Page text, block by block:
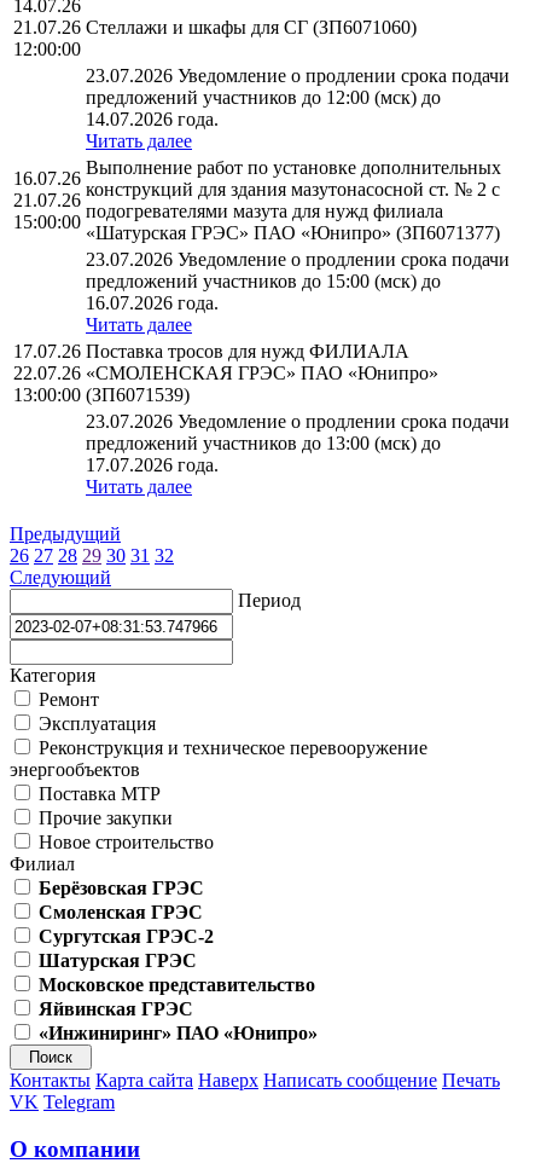
14.07.26
21.07.26
12:00:00
Стеллажи и шкафы для СГ (ЗП6071060)
23.07.2026 Уведомление о продлении срока подачи
предложений участников до 12:00 (мск) до
14.07.2026 года.
Читать далее
16.07.26
21.07.26
15:00:00
Выполнение работ по установке дополнительных
конструкций для здания мазутонасосной ст. № 2 с
подогревателями мазута для нужд филиала
«Шатурская ГРЭС» ПАО «Юнипро» (ЗП6071377)
23.07.2026 Уведомление о продлении срока подачи
предложений участников до 15:00 (мск) до
16.07.2026 года.
Читать далее
17.07.26
22.07.26
13:00:00
Поставка тросов для нужд ФИЛИАЛА
«СМОЛЕНСКАЯ ГРЭС» ПАО «Юнипро»
(ЗП6071539)
23.07.2026 Уведомление о продлении срока подачи
предложений участников до 13:00 (мск) до
17.07.2026 года.
Читать далее
Предыдущий
26 27 28 29 30 31 32
Следующий
Период
Категория
Ремонт
Эксплуатация
Реконструкция и техническое перевооружение
энергообъектов
Поставка МТР
Прочие закупки
Новое строительство
Филиал
Берёзовская ГРЭС
Смоленская ГРЭС
Сургутская ГРЭС-2
Шатурская ГРЭС
Московское представительство
Яйвинская ГРЭС
«Инжиниринг» ПАО «Юнипро»
Контакты Карта сайта Наверх Написать сообщение Печать
VK Telegram
О компании